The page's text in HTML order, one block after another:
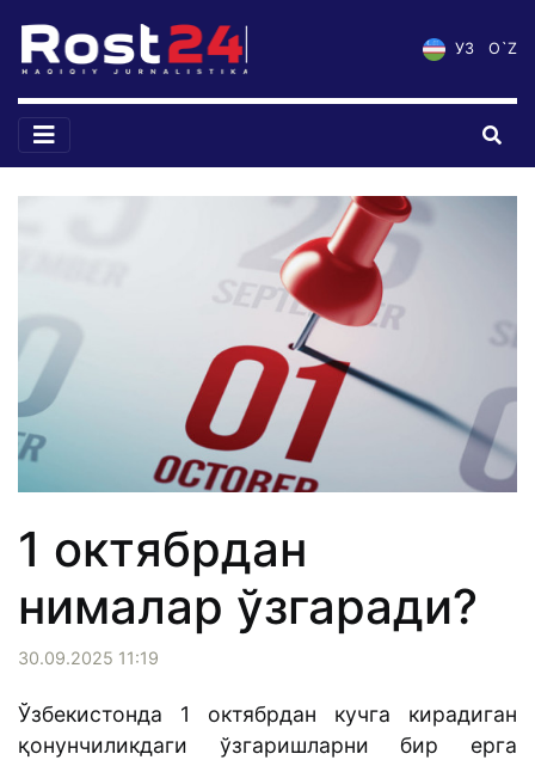
УЗ O`Z
1 октябрдан
нималар ўзгаради?
30.09.2025 11:19
Ўзбекистонда 1 октябрдан кучга кирадиган
қонунчиликдаги ўзгаришларни бир ерга